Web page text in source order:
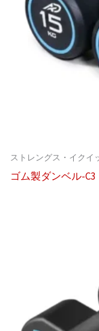
ストレングス・イクイ
ゴム製ダンベル-C3